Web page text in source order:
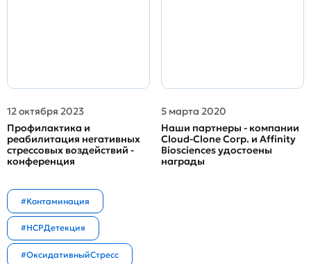
12 октября 2023
Профилактика и
реабилитация негативных
стрессовых воздействий -
конференция
5 марта 2020
Наши партнеры - компании
Cloud-Clone Corp. и Affinity
Biosciences удостоены
награды
#Контаминация
#HCPДетекция
#ОксидативныйСтресс